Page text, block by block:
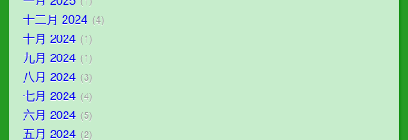
十二月 2024 4
十月 2024 1
九月 2024 1
八月 2024 3
七月 2024 4
六月 2024 5
五月 2024 2